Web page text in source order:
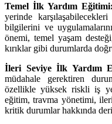
Temel İlk Yardım Eğitimi:
yerinde
bilgilerini ve
önemi, temel yaşam
kırıklar gibi durumlarda
İleri Seviye İlk Yardım
müdahale gerektiren
özellikle yüksek riskli iş
eğitim, travma yönetimi,
kritik durumlar hakkında